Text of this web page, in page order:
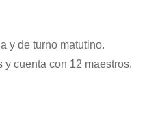
y de turno matutino.
cuenta con 12 maestros.